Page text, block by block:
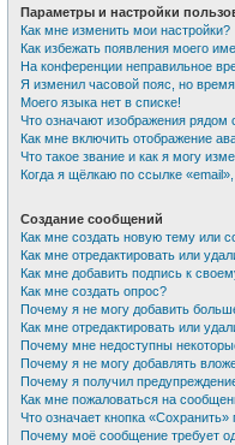
Параметры и настройки
Как мне изменить мои настройки?
Как избежать появления моего
На конференции неправильное
Я изменил часовой пояс, но
Моего языка нет в списке!
Что означают изображения
Как мне включить отображение
Что такое звание и как я могу
Когда я щёлкаю по ссылке
Создание сообщений
Как мне создать новую тему или
Как мне отредактировать или
Как мне добавить подпись к
Как мне создать опрос?
Почему я не могу добавить
Как мне отредактировать или
Почему мне недоступны
Почему я не могу добавлять
Почему я получил
Как мне пожаловаться на
Что означает кнопка
Почему моё сообщение требует